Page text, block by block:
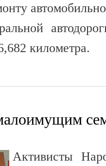
километра.
Активисты